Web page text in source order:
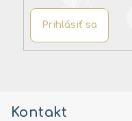
Prihlásiť sa
Kontakt